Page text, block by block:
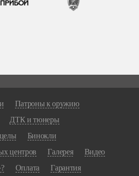
Патроны к оружию
ДТК и тюнеры
Бинокли
центров Галерея
Видео
Оплата Гарантия